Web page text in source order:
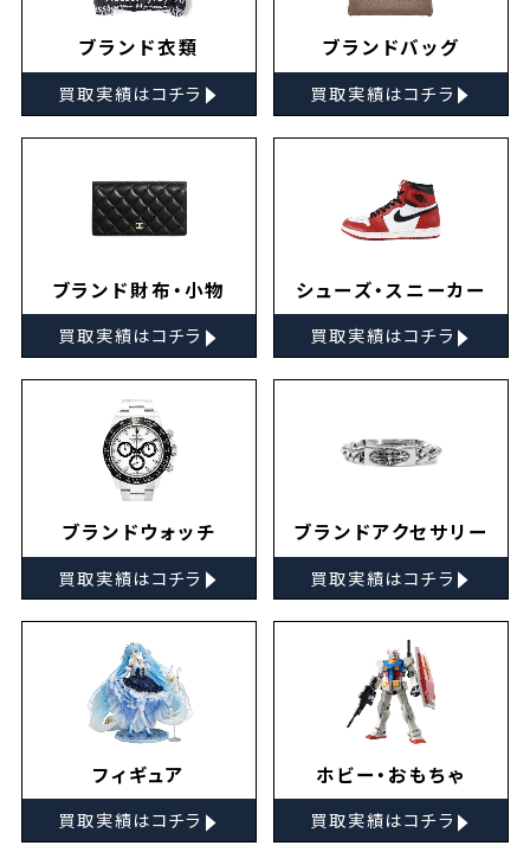
ブランド衣類
買取実績はコチラ ▸
ブランドバッグ
買取実績はコチラ ▸
ブランド財布・小物
買取実績はコチラ ▸
シューズ・スニーカー
買取実績はコチラ ▸
ブランドウォッチ
買取実績はコチラ ▸
ブランドアクセサリー
買取実績はコチラ ▸
フィギュア
買取実績はコチラ ▸
ホビー・おもちゃ
買取実績はコチラ ▸